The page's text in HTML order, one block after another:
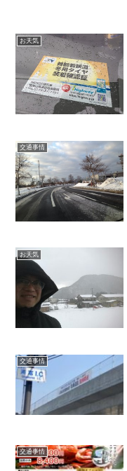
お天気
交通事情
お天気
交通事情
交通事情